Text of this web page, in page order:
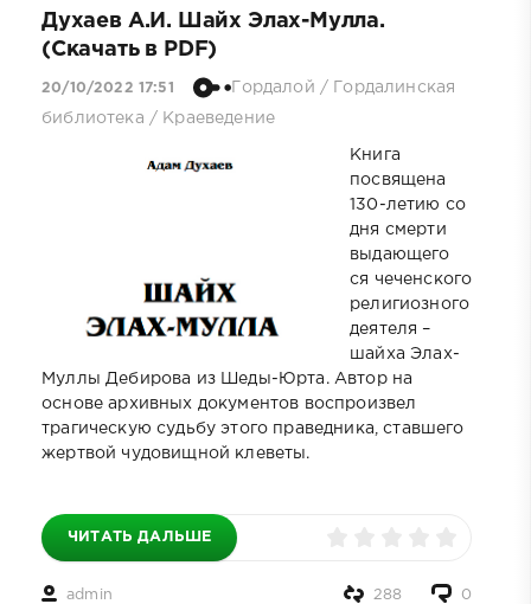
Духаев А.И. Шайх Элах-Мулла.
(Скачать в PDF)
20/10/2022 17:51 Гордалой / Гордалинская
библиотека / Краеведение
Книга
посвящена
130-летию со
дня смерти
выдающего
ся чеченского
религиозного
деятеля –
шайха Элах-
Муллы Дебирова из Шеды-Юрта. Автор на
основе архивных документов воспроизвел
трагическую судьбу этого праведника, ставшего
жертвой чудовищной клеветы.
ЧИТАТЬ ДАЛЬШЕ
admin 0
288